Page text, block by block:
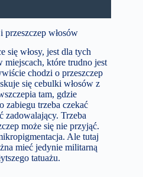
przeszczep włosów
się włosy, jest dla tych
miejscach, które trudno jest
chodzi o przeszczep
się cebulki włosów z
tam, gdzie
zabiegu trzeba czekać
zadowalający. Trzeba
może się nie przyjąć.
Ale tutaj
mieć jedynie militarną
tatuażu.